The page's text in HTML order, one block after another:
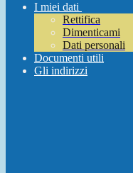
I miei dati
Rettifica
Dimenticami
Dati personali
Documenti utili
Gli indirizzi